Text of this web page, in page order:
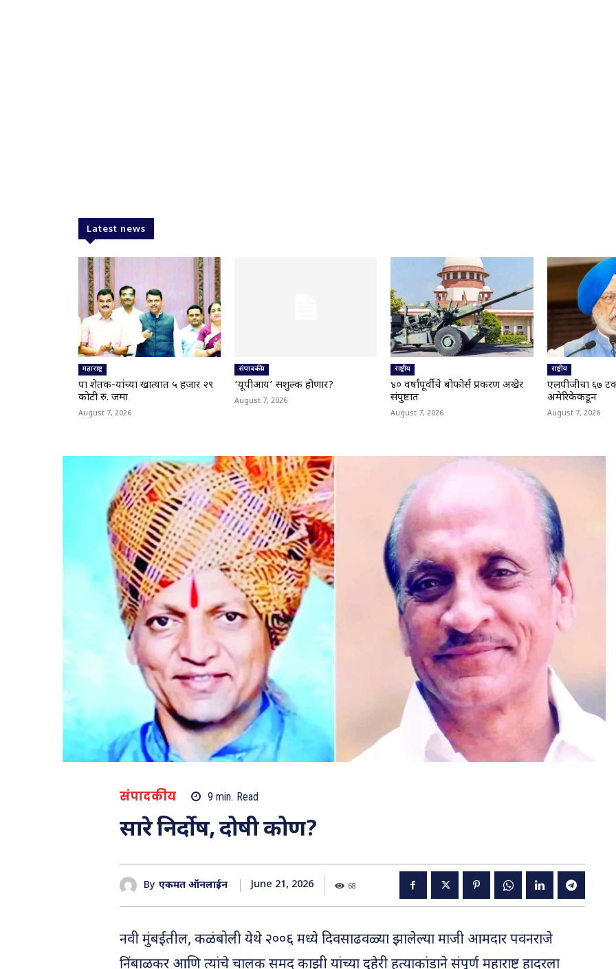
Latest news
महाराष्ट्र
पात्र शेतक-यांच्या खात्यात ५ हजार २९
कोटी रु. जमा
August 7, 2026
संपादकीय
‘यूपीआय’ सशुल्क होणार?
August 7, 2026
राष्ट्रीय
४० वर्षांपूर्वीचे बोफोर्स प्रकरण अखेर
संपुष्टात
August 7, 2026
राष्ट्रीय
एलपीजीचा ६७
अमेरिकेकडून
August 7, 2026